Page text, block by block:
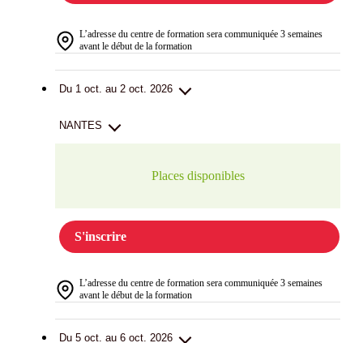
L’adresse du centre de formation sera communiquée 3 semaines
avant le début de la formation
Du 1 oct. au 2 oct. 2026
NANTES
Places disponibles
S'inscrire
L’adresse du centre de formation sera communiquée 3 semaines
avant le début de la formation
Du 5 oct. au 6 oct. 2026